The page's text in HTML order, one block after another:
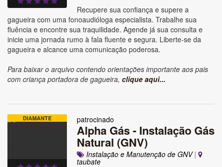
Recupere sua confiança e supere a
gagueira com uma fonoaudióloga especialista. Trabalhe sua
fluência e encontre sua traquilidade. Agende já sua consulta e
inicie uma jornada rumo à fala fluente e segura. Liberte-se da
gagueira e alcance uma comunicação poderosa.
Para baixar o arquivo contendo orientações importante aos pais
com criança portadora de gagueira, clique aqui...
DIAMANTE patrocinado
Alpha Gás - Instalação Gás
Natural (GNV)
Instalação e Manutenção de GNV|
taubate